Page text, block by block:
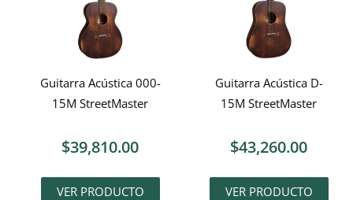
Guitarra Acústica 000-
15M StreetMaster
$39,810.00
VER PRODUCTO
Guitarra Acústica D-
15M StreetMaster
$43,260.00
VER PRODUCTO